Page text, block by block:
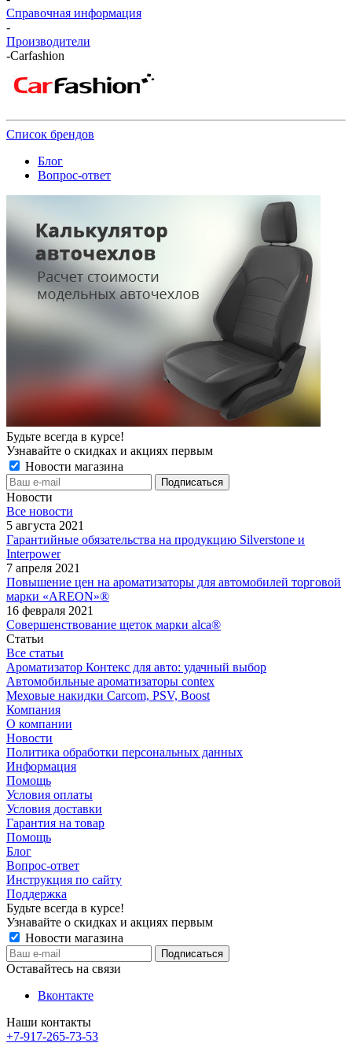
Справочная информация
-
Производители
-Carfashion
Список брендов
Блог
Вопрос-ответ
Будьте всегда в курсе!
Узнавайте о скидках и акциях первым
Новости магазина
Новости
Все новости
5 августа 2021
Гарантийные обязательства на продукцию Silverstone и
Interpower
7 апреля 2021
Повышение цен на ароматизаторы для автомобилей торговой
марки «AREON»®
16 февраля 2021
Совершенствование щеток марки alca®
Статьи
Все статьи
Ароматизатор Контекс для авто: удачный выбор
Автомобильные ароматизаторы contex
Меховые накидки Carcom, PSV, Boost
Компания
О компании
Новости
Политика обработки персональных данных
Информация
Помощь
Условия оплаты
Условия доставки
Гарантия на товар
Помощь
Блог
Вопрос-ответ
Инструкция по сайту
Поддержка
Будьте всегда в курсе!
Узнавайте о скидках и акциях первым
Новости магазина
Оставайтесь на связи
Вконтакте
Наши контакты
+7-917-265-73-53